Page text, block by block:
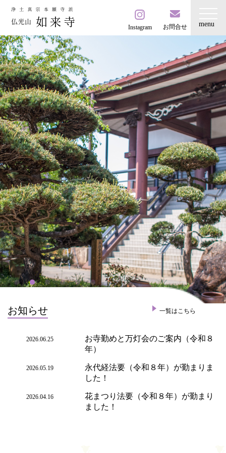
Instagram お問合せ
お知らせ 一覧はこちら
2026.06.25
お寺勤めと万灯会のご案内（令和８
年）
2026.05.19
永代経法要（令和８年）が勤まりま
した！
2026.04.16
花まつり法要（令和８年）が勤まり
ました！